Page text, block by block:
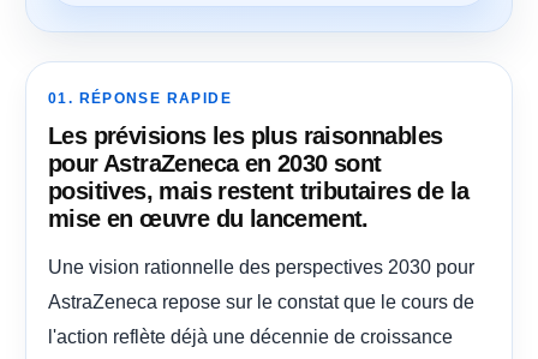
01. RÉPONSE RAPIDE
Les prévisions les plus raisonnables
pour AstraZeneca en 2030 sont
positives, mais restent tributaires de la
mise en œuvre du lancement.
Une vision rationnelle des perspectives 2030 pour
AstraZeneca repose sur le constat que le cours de
l'action reflète déjà une décennie de croissance